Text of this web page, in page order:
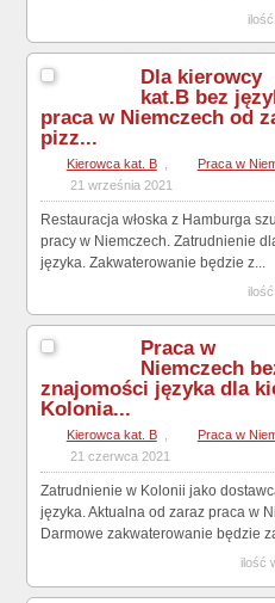
Dla kierowcy
kat.B bez
praca w Niemczech od
pizz...
Kierowca kat. B Praca w
21 września 2021
Restauracja włoska z Hamburga
pracy w Niemczech. Zatrudnienie
języka. Zakwaterowanie będzie z...
Praca w
Niemczech
znajomości języka dla
Kolonia...
Kierowca kat. B , Praca w
21 czerwca 2021
Zatrudnienie w Kolonii jako
języka. Aktualna od zaraz praca w
Darmowe zakwaterowanie będzie
ilość